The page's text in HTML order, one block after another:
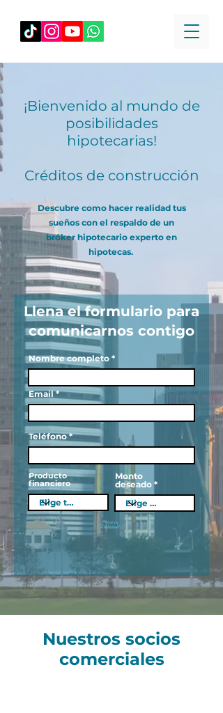
¡Bienvenido al mundo de
posibilidades
hipotecarias!
Créditos de construcción
Descubre como hacer realidad tus
sueños con el respaldo de un
bróker hipotecario experto en
hipotecas.
Llena el formulario para
comunicarnos contigo
Nombre completo
Email
Teléfono
Producto
financiero
Monto
deseado
Enviar
Nuestros socios
comerciales